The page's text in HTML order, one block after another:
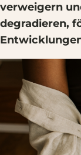
verweigern
degradieren,